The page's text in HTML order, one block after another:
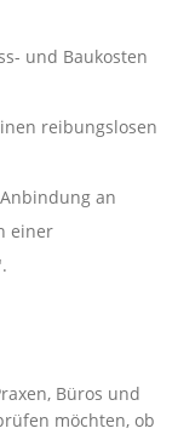
und Baukosten
reibungslosen
an
einer
Büros und
möchten, ob